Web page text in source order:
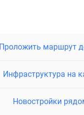
Проложить маршрут
Инфраструктура на
Новостройки